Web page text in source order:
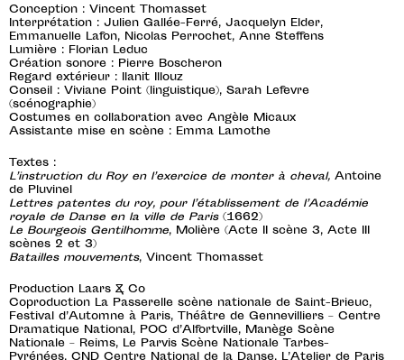
Conception : Vincent Thomasset
Interprétation : Julien Gallée-Ferré, Jacquelyn Elder,
Emmanuelle Lafon, Nicolas Perrochet, Anne Steffens
Lumière : Florian Leduc
Création sonore : Pierre Boscheron
Regard extérieur : Ilanit Illouz
Conseil : Viviane Point (linguistique), Sarah Lefevre
(scénographie)
Costumes en collaboration avec Angèle Micaux
Assistante mise en scène : Emma Lamothe
Textes :
L’instruction du Roy en l’exercice de monter à cheval, Antoine
de Pluvinel
Lettres patentes du roy, pour l’établissement de l’Académie
royale de Danse en la ville de Paris (1662)
Le Bourgeois Gentilhomme, Molière (Acte II scène 3, Acte III
scènes 2 et 3)
Batailles mouvements, Vincent Thomasset
Production Laars & Co
Coproduction La Passerelle scène nationale de Saint-Brieuc,
Festival d’Automne à Paris, Théâtre de Gennevilliers – Centre
Dramatique National, POC d’Alfortville, Manège Scène
Nationale – Reims, Le Parvis Scène Nationale Tarbes-